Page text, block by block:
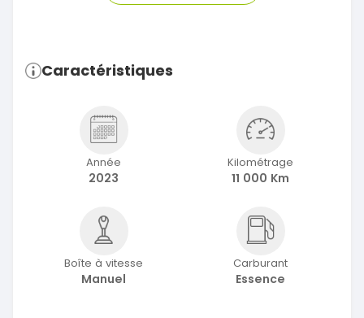
Caractéristiques
Année
2023
Kilométrage
11 000 Km
Boîte à vitesse
Manuel
Carburant
Essence